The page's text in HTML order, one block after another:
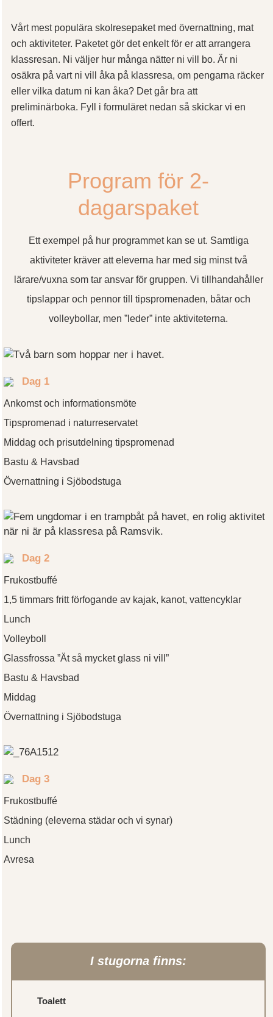
Vårt mest populära skolresepaket med övernattning, mat
och aktiviteter. Paketet gör det enkelt för er att arrangera
klassresan. Ni väljer hur många nätter ni vill bo. Är ni
osäkra på vart ni vill åka på klassresa, om pengarna räcker
eller vilka datum ni kan åka? Det går bra att
preliminärboka. Fyll i formuläret nedan så skickar vi en
offert.
Program för 2-
dagarspaket
Ett exempel på hur programmet kan se ut. Samtliga
aktiviteter kräver att eleverna har med sig minst två
lärare/vuxna som tar ansvar för gruppen. Vi tillhandahåller
tipslappar och pennor till tipspromenaden, båtar och
volleybollar, men ”leder” inte aktiviteterna.
Dag 1
Ankomst och informationsmöte
Tipspromenad i naturreservatet
Middag och prisutdelning tipspromenad
Bastu & Havsbad
Övernattning i Sjöbodstuga
Dag 2
Frukostbuffé
1,5 timmars fritt förfogande av kajak, kanot, vattencyklar
Lunch
Volleyboll
Glassfrossa ”Ät så mycket glass ni vill”
Bastu & Havsbad
Middag
Övernattning i Sjöbodstuga
Dag 3
Frukostbuffé
Städning (eleverna städar och vi synar)
Lunch
Avresa
I stugorna finns:
Toalett